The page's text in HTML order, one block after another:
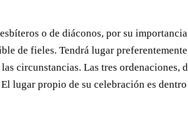
o de diáconos, por su
de fieles. Tendrá lugar
circunstancias. Las tres ordenaciones,
lugar propio de su celebración es